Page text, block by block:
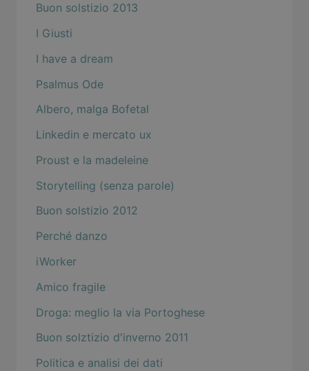
Buon solstizio 2013
I Giusti
I have a dream
Psalmus Ode
Albero, malga Bofetal
Linkedin e mercato ux
Proust e la madeleine
Storytelling (senza parole)
Buon solstizio 2012
Perché danzo
iWorker
Amico fragile
Droga: meglio la via Portoghese
Buon solztizio d'inverno 2011
Politica e analisi dei dati